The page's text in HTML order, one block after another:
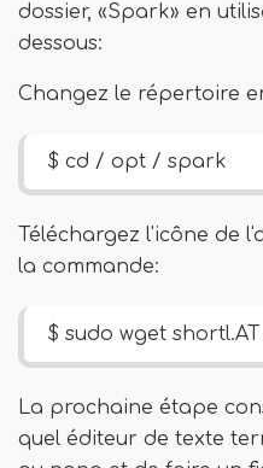
dossier, «Spark» en
dessous:
Changez le répertoire
$ cd / opt / spark
Téléchargez l'icône de
la commande:
$ sudo wget
La prochaine étape
quel éditeur de texte